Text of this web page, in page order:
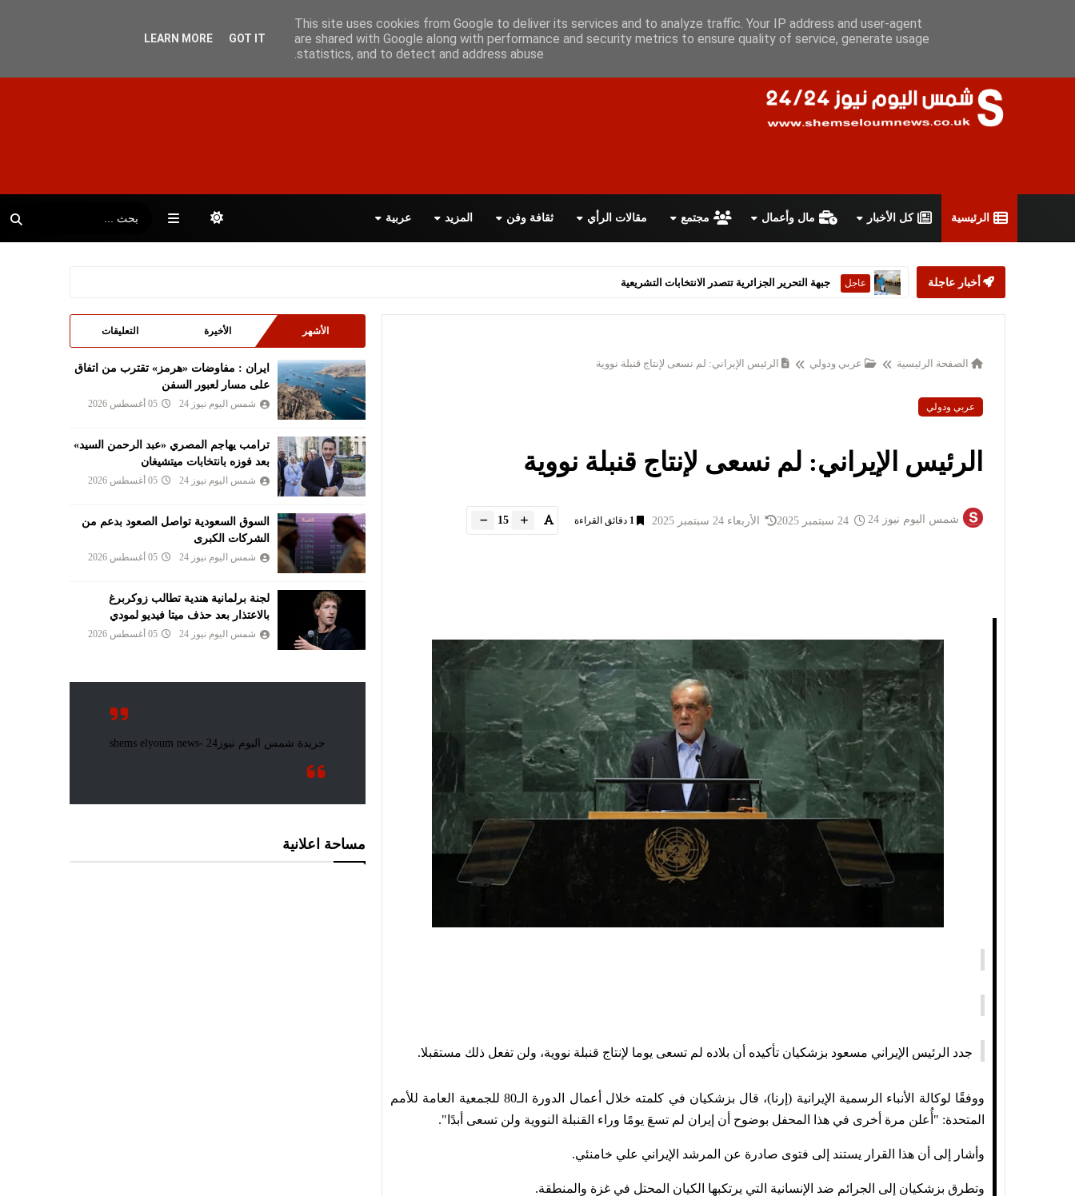
سياسة الخصوصية اتفاقية الاستخدام أعلن معانا اتصل بنا اقرأ الصحيفة PDF
الرئيسية كل الأخبار مال وأعمال مجتمع مقالات الرأي ثقافة وفن المزيد عربية
أخبار عاجلة عاجل ستارمر يعلن استقالته من رئاسة الحكومة البريطانية
الصفحة الرئيسية عربي ودولي الرئيس الإيراني: لم نسعى لإنتاج قنبلة نووية
عربي ودولي
الرئيس الإيراني: لم نسعى لإنتاج قنبلة نووية
شمس اليوم نيوز 24 الأربعاء 24 سبتمبر 2025 1 دقائق القراءة 15
جدد الرئيس الإيراني مسعود بزشكيان تأكيده أن بلاده لم تسعى يوما لإنتاج قنبلة نووية، ولن تفعل ذلك مستقبلا.
ووفقًا لوكالة الأنباء الرسمية الإيرانية (إرنا)، قال بزشكيان في كلمته خلال أعمال الدورة الـ80 للجمعية العامة للأمم
المتحدة: "أُعلن مرة أخرى في هذا المحفل بوضوح أن إيران لم تسعَ يومًا وراء القنبلة النووية ولن تسعى أبدًا".
وأشار إلى أن هذا القرار يستند إلى فتوى صادرة عن المرشد الإيراني علي خامنئي.
وتطرق بزشكيان إلى الجرائم ضد الإنسانية التي يرتكبها الكيان المحتل في غزة والمنطقة.
الأشهر الأخيرة التعليقات
ايران : مفاوضات «هرمز» تقترب من اتفاق
على مسار لعبور السفن
شمس اليوم نيوز 24 05 أغسطس 2026
ترامب يهاجم المصري «عبد الرحمن السيد»
بعد فوزه بانتخابات ميتشيغان
شمس اليوم نيوز 24 05 أغسطس 2026
السوق السعودية تواصل الصعود بدعم من
الشركات الكبرى
شمس اليوم نيوز 24 05 أغسطس 2026
لجنة برلمانية هندية تطالب زوكربرغ
بالاعتذار بعد حذف ميتا فيديو لمودي
شمس اليوم نيوز 24 05 أغسطس 2026
مساحة اعلانية
This site uses cookies from Google to deliver its services and to analyze traffic. Your IP address and user-agent
are shared with Google along with performance and security metrics to ensure quality of service, generate usage
statistics, and to detect and address abuse.
LEARN MORE GOT IT